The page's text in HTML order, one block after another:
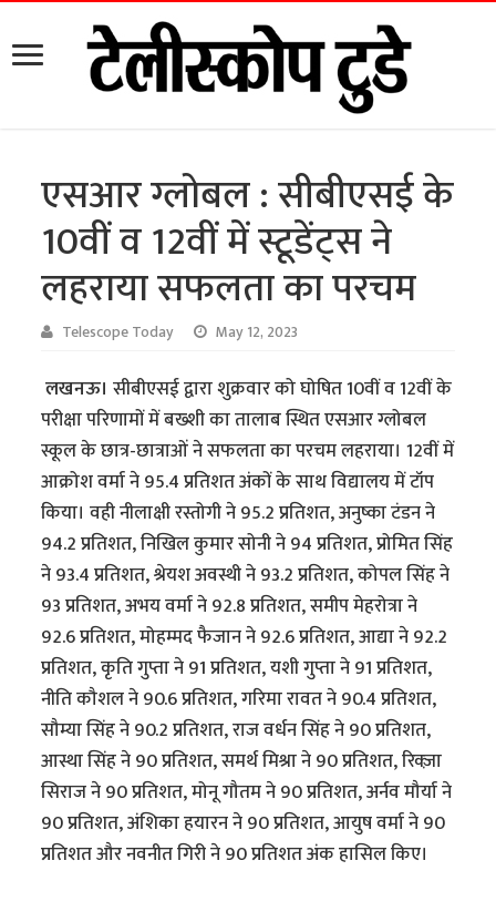
एसआर ग्लोबल : सीबीएसई के
10वीं व 12वीं में स्टूडेंट्स ने
लहराया सफलता का परचम
Telescope Today May 12, 2023
लखनऊ।सीबीएसई द्वारा शुक्रवार को घोषित 10वीं व 12वीं के
परीक्षा परिणामों में बख्शी का तालाब स्थित एसआर ग्लोबल
स्कूल के छात्र-छात्राओं ने सफलता का परचम लहराया। 12वीं में
आक्रोश वर्मा ने 95.4 प्रतिशत अंकों के साथ विद्यालय में टॉप
किया। वही नीलाक्षी रस्तोगी ने 95.2 प्रतिशत, अनुष्का टंडन ने
94.2 प्रतिशत, निखिल कुमार सोनी ने 94 प्रतिशत, प्रोमित सिंह
ने 93.4 प्रतिशत, श्रेयश अवस्थी ने 93.2 प्रतिशत, कोपल सिंह ने
93 प्रतिशत, अभय वर्मा ने 92.8 प्रतिशत, समीप मेहरोत्रा ने
92.6 प्रतिशत, मोहम्मद फैजान ने 92.6 प्रतिशत, आद्या ने 92.2
प्रतिशत, कृति गुप्ता ने 91 प्रतिशत, यशी गुप्ता ने 91 प्रतिशत,
नीति कौशल ने 90.6 प्रतिशत, गरिमा रावत ने 90.4 प्रतिशत,
सौम्या सिंह ने 90.2 प्रतिशत, राज वर्धन सिंह ने 90 प्रतिशत,
आस्था सिंह ने 90 प्रतिशत, समर्थ मिश्रा ने 90 प्रतिशत, रिक्ज़ा
सिराज ने 90 प्रतिशत, मोनू गौतम ने 90 प्रतिशत, अर्नव मौर्या ने
90 प्रतिशत, अंशिका हयारन ने 90 प्रतिशत, आयुष वर्मा ने 90
प्रतिशत और नवनीत गिरी ने 90 प्रतिशत अंक हासिल किए।